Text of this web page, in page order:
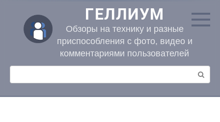
контенту
ГЕЛЛИУМ
Обзоры на технику и разные
приспособления с фото, видео и
комментариями пользователей
Поиск: